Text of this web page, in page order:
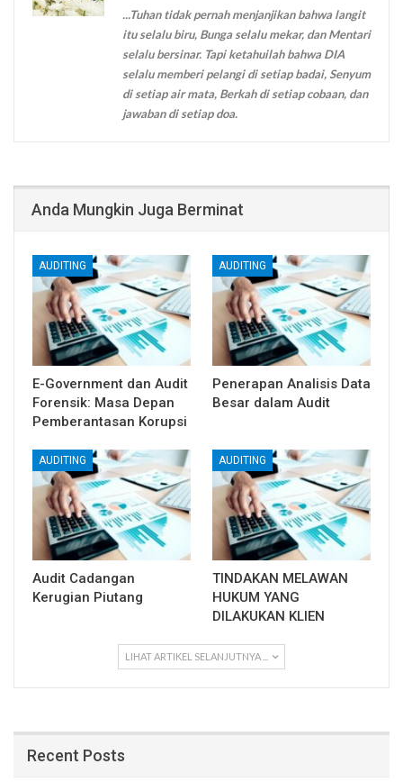
...Tuhan tidak pernah menjanjikan bahwa langit
itu selalu biru, Bunga selalu mekar, dan Mentari
selalu bersinar. Tapi ketahuilah bahwa DIA
selalu memberi pelangi di setiap badai, Senyum
di setiap air mata, Berkah di setiap cobaan, dan
jawaban di setiap doa.
Anda Mungkin Juga Berminat
AUDITING
E-Government dan Audit
Forensik: Masa Depan
Pemberantasan Korupsi
AUDITING
Penerapan Analisis Data
Besar dalam Audit
AUDITING
Audit Cadangan
Kerugian Piutang
AUDITING
TINDAKAN MELAWAN
HUKUM YANG
DILAKUKAN KLIEN
LIHAT ARTIKEL SELANJUTNYA ...
Recent Posts